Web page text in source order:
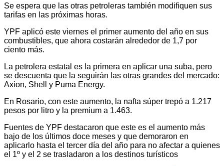
Se espera que las otras petroleras también modifiquen sus
tarifas en las próximas horas.
YPF aplicó este viernes el primer aumento del año en sus
combustibles, que ahora costarán alrededor de 1,7 por
ciento más.
La petrolera estatal es la primera en aplicar una suba, pero
se descuenta que la seguirán las otras grandes del mercado:
Axion, Shell y Puma Energy.
En Rosario, con este aumento, la nafta súper trepó a 1.217
pesos por litro y la premium a 1.463.
Fuentes de YPF destacaron que este es el aumento más
bajo de los últimos doce meses y que demoraron en
aplicarlo hasta el tercer día del año para no afectar a quienes
el 1º y el 2 se trasladaron a los destinos turísticos